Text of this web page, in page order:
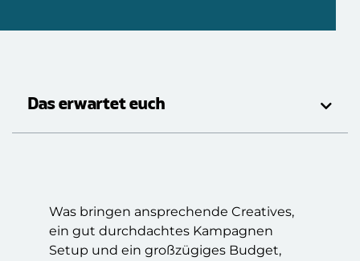
Das erwartet euch
Was bringen ansprechende Creatives,
ein gut durchdachtes Kampagnen
Setup und ein großzügiges Budget,